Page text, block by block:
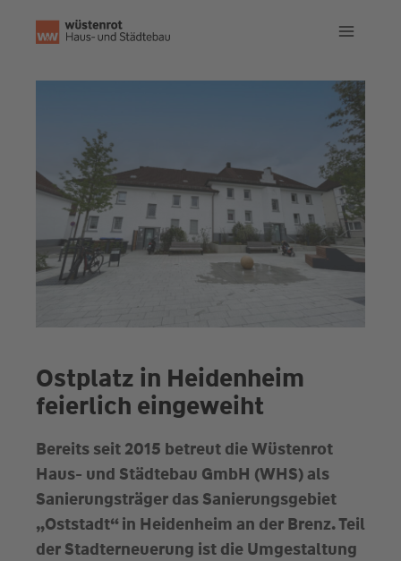
Inhalt
Ostplatz in Heidenheim
feierlich eingeweiht
Bereits seit 2015 betreut die Wüstenrot
Haus- und Städtebau GmbH (WHS) als
Sanierungsträger das Sanierungsgebiet
„Oststadt“ in Heidenheim an der Brenz. Teil
der Stadterneuerung ist die Umgestaltung